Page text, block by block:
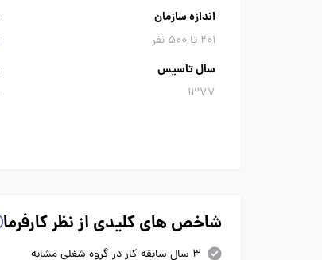
اندازه سازمان
201 تا 500 نفر
سال تاسیس
1377
شاخص های کلیدی از نظر کارفرما
3 سال سابقه کار در گروه شغلی مشابه